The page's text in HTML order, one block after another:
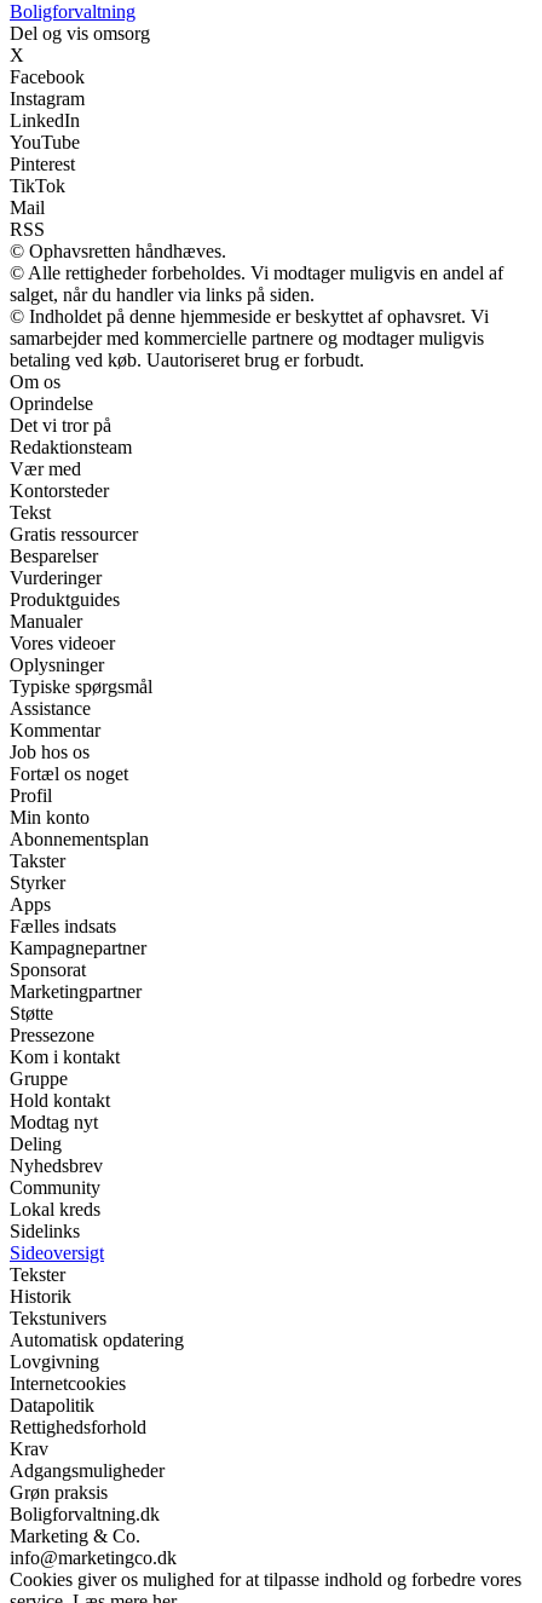
Boligforvaltning
Del og vis omsorg
X
Facebook
Instagram
LinkedIn
YouTube
Pinterest
TikTok
Mail
RSS
© Ophavsretten håndhæves.
© Alle rettigheder forbeholdes. Vi modtager muligvis en andel af
salget, når du handler via links på siden.
© Indholdet på denne hjemmeside er beskyttet af ophavsret. Vi
samarbejder med kommercielle partnere og modtager muligvis
betaling ved køb. Uautoriseret brug er forbudt.
Om os
Oprindelse
Det vi tror på
Redaktionsteam
Vær med
Kontorsteder
Tekst
Gratis ressourcer
Besparelser
Vurderinger
Produktguides
Manualer
Vores videoer
Oplysninger
Typiske spørgsmål
Assistance
Kommentar
Job hos os
Fortæl os noget
Profil
Min konto
Abonnementsplan
Takster
Styrker
Apps
Fælles indsats
Kampagnepartner
Sponsorat
Marketingpartner
Støtte
Pressezone
Kom i kontakt
Gruppe
Hold kontakt
Modtag nyt
Deling
Nyhedsbrev
Community
Lokal kreds
Sidelinks
Sideoversigt
Tekster
Historik
Tekstunivers
Automatisk opdatering
Lovgivning
Internetcookies
Datapolitik
Rettighedsforhold
Krav
Adgangsmuligheder
Grøn praksis
Boligforvaltning.dk
Marketing & Co.
info@marketingco.dk
Cookies giver os mulighed for at tilpasse indhold og forbedre vores